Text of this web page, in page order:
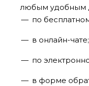
любым удобным
по
в онлайн-чате;
по
в форме